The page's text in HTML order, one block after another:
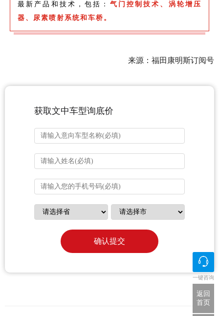
最新产品和技术，包括： 气门控制技术、涡轮增压
器、尿素喷射系统和车桥。
来源：福田康明斯订阅号
获取文中车型询底价
确认提交
一键咨询
返回
首页